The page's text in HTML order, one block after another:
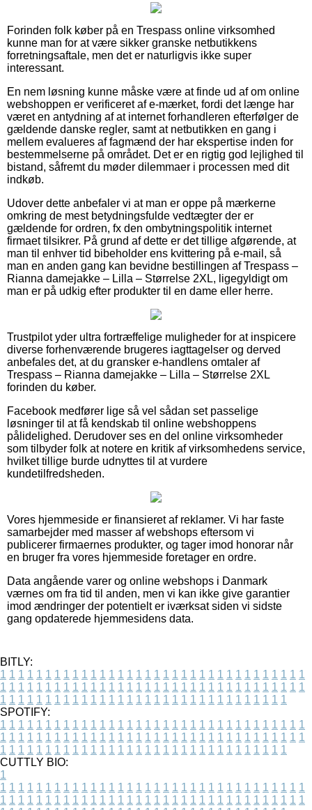
Forinden folk køber på en Trespass online virksomhed
kunne man for at være sikker granske netbutikkens
forretningsaftale, men det er naturligvis ikke super
interessant.
En nem løsning kunne måske være at finde ud af om online
webshoppen er verificeret af e-mærket, fordi det længe har
været en antydning af at internet forhandleren efterfølger de
gældende danske regler, samt at netbutikken en gang i
mellem evalueres af fagmænd der har ekspertise inden for
bestemmelserne på området. Det er en rigtig god lejlighed til
bistand, såfremt du møder dilemmaer i processen med dit
indkøb.
Udover dette anbefaler vi at man er oppe på mærkerne
omkring de mest betydningsfulde vedtægter der er
gældende for ordren, fx den ombytningspolitik internet
firmaet tilsikrer. På grund af dette er det tillige afgørende, at
man til enhver tid bibeholder ens kvittering på e-mail, så
man en anden gang kan bevidne bestillingen af Trespass –
Rianna damejakke – Lilla – Størrelse 2XL, ligegyldigt om
man er på udkig efter produkter til en dame eller herre.
Trustpilot yder ultra fortræffelige muligheder for at inspicere
diverse forhenværende brugeres iagttagelser og derved
anbefales det, at du gransker e-handlens omtaler af
Trespass – Rianna damejakke – Lilla – Størrelse 2XL
forinden du køber.
Facebook medfører lige så vel sådan set passelige
løsninger til at få kendskab til online webshoppens
pålidelighed. Derudover ses en del online virksomheder
som tilbyder folk at notere en kritik af virksomhedens service,
hvilket tillige burde udnyttes til at vurdere
kundetilfredsheden.
Vores hjemmeside er finansieret af reklamer. Vi har faste
samarbejder med masser af webshops eftersom vi
publicerer firmaernes produkter, og tager imod honorar når
en bruger fra vores hjemmeside foretager en ordre.
Data angående varer og online webshops i Danmark
værnes om fra tid til anden, men vi kan ikke give garantier
imod ændringer der potentielt er iværksat siden vi sidste
gang opdaterede hjemmesidens data.
BITLY:
1 1 1 1 1 1 1 1 1 1 1 1 1 1 1 1 1 1 1 1 1 1 1 1 1 1 1 1 1 1 1 1 1 1
1 1 1 1 1 1 1 1 1 1 1 1 1 1 1 1 1 1 1 1 1 1 1 1 1 1 1 1 1 1 1 1 1 1
1 1 1 1 1 1 1 1 1 1 1 1 1 1 1 1 1 1 1 1 1 1 1 1 1 1 1 1 1 1 1 1
SPOTIFY:
1 1 1 1 1 1 1 1 1 1 1 1 1 1 1 1 1 1 1 1 1 1 1 1 1 1 1 1 1 1 1 1 1 1
1 1 1 1 1 1 1 1 1 1 1 1 1 1 1 1 1 1 1 1 1 1 1 1 1 1 1 1 1 1 1 1 1 1
1 1 1 1 1 1 1 1 1 1 1 1 1 1 1 1 1 1 1 1 1 1 1 1 1 1 1 1 1 1 1 1
CUTTLY BIO:
1
1 1 1 1 1 1 1 1 1 1 1 1 1 1 1 1 1 1 1 1 1 1 1 1 1 1 1 1 1 1 1 1 1 1
1 1 1 1 1 1 1 1 1 1 1 1 1 1 1 1 1 1 1 1 1 1 1 1 1 1 1 1 1 1 1 1 1 1